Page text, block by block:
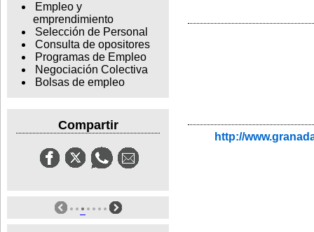
Empleo y
emprendimiento
Selección de Personal
Consulta de opositores
Programas de Empleo
Negociación Colectiva
Bolsas de empleo
Compartir
http://